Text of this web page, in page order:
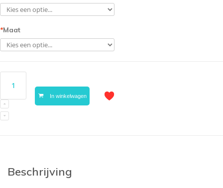
*Maat
In winkelwagen
Beschrijving